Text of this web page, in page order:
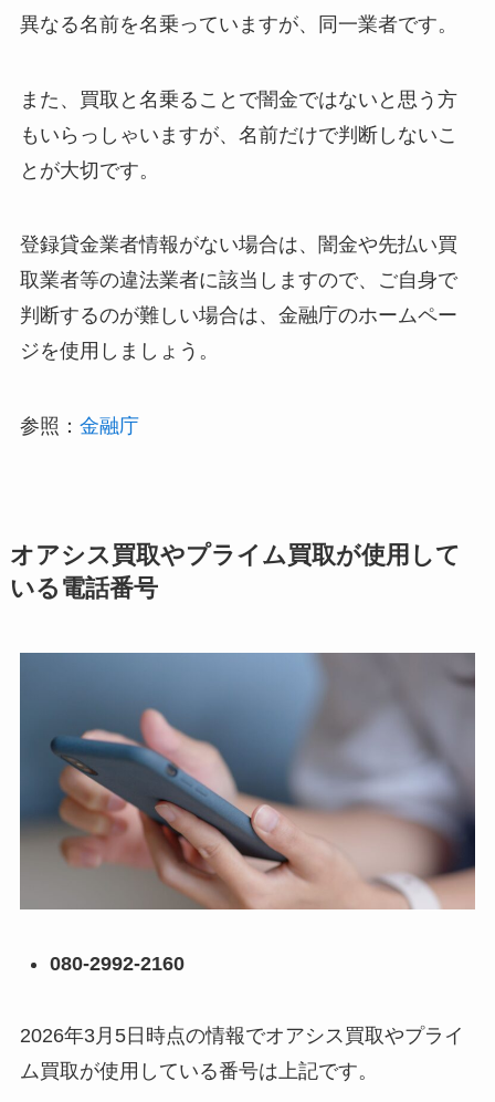
異なる名前を名乗っていますが、同一業者です。
また、買取と名乗ることで闇金ではないと思う方
もいらっしゃいますが、名前だけで判断しないこ
とが大切です。
登録貸金業者情報がない場合は、闇金や先払い買
取業者等の違法業者に該当しますので、ご自身で
判断するのが難しい場合は、金融庁のホームペー
ジを使用しましょう。
参照： 金融庁
オアシス買取やプライム買取が使用して
いる電話番号
080-2992-2160
2026年3月5日時点の情報でオアシス買取やプライ
ム買取が使用している番号は上記です。